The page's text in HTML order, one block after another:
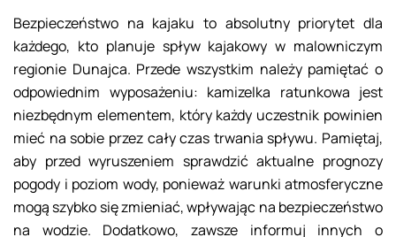
Bezpieczeństwo na kajaku to absolutny priorytet dla
każdego, kto planuje spływ kajakowy w malowniczym
regionie Dunajca. Przede wszystkim należy pamiętać o
odpowiednim wyposażeniu: kamizelka ratunkowa jest
niezbędnym elementem, który każdy uczestnik powinien
mieć na sobie przez cały czas trwania spływu. Pamiętaj,
aby przed wyruszeniem sprawdzić aktualne prognozy
pogody i poziom wody, ponieważ warunki atmosferyczne
mogą szybko się zmieniać, wpływając na bezpieczeństwo
na wodzie. Dodatkowo, zawsze informuj innych o